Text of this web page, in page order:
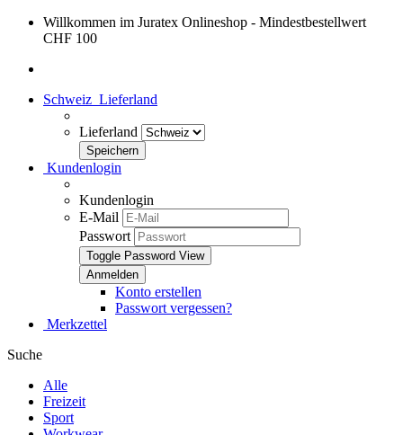
Willkommen im Juratex Onlineshop - Mindestbestellwert
CHF 100
Schweiz Lieferland
Lieferland
Kundenlogin
Kundenlogin
E-Mail
Passwort
Toggle Password View
Konto erstellen
Passwort vergessen?
Merkzettel
Suche
Alle
Freizeit
Sport